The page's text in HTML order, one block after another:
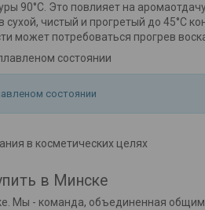
90°C. Это повлияет на
чистый и прогретый до 45°C
может потребоваться прогрев
состоянии
состоянии
в косметических целях
в Минске
Мы - команда, объединенная